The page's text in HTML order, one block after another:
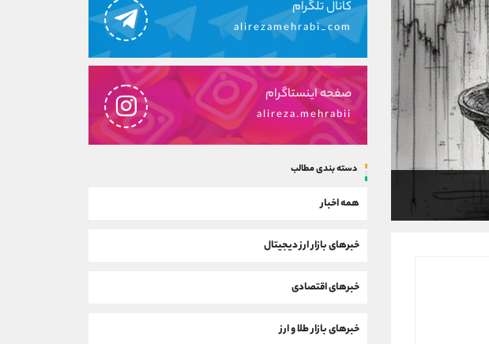
کانال تلگرام
alirezamehrabi_com
صفحه اینستاگرام
alireza.mehrabii
دسته بندی مطالب
همه اخبار
خبرهای بازار ارز دیجیتال
خبرهای اقتصادی
خبرهای بازار طلا و ارز